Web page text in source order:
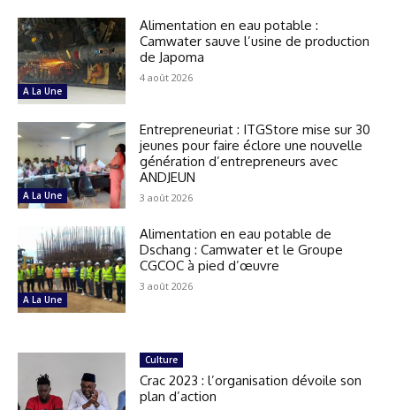
A La Une
Alimentation en eau potable :
Camwater sauve l’usine de production
de Japoma
4 août 2026
A La Une
Entrepreneuriat : ITGStore mise sur 30
jeunes pour faire éclore une nouvelle
génération d’entrepreneurs avec
ANDJEUN
3 août 2026
A La Une
Alimentation en eau potable de
Dschang : Camwater et le Groupe
CGCOC à pied d’œuvre
3 août 2026
Culture
Crac 2023 : l’organisation dévoile son
plan d’action